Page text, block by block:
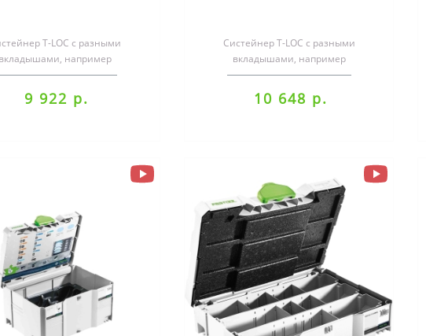
T-LOC с разными
вкладышами, например
вкладыш под мелкие
детали, вставка из г..
9 922 р.
Систейнер T-LOC с разными
вкладышами, например
универсальный вкладыш под мелкие
детали, вставка из г..
10 648 р.